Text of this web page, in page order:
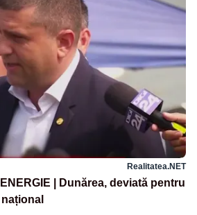
Realitatea.NET
| Dunărea, deviată pentru